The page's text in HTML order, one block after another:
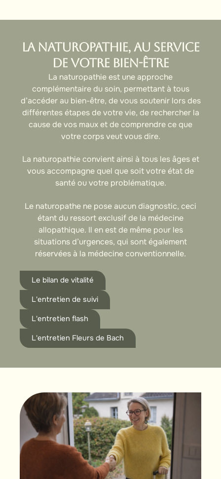
La naturopathie, au service
de votre bien-être
La naturopathie est une approche
complémentaire du soin, permettant à tous
d’accéder au bien-être, de vous soutenir lors des
différentes étapes de votre vie, de rechercher la
cause de vos maux et de comprendre ce que
votre corps veut vous dire.
La naturopathie convient ainsi à tous les âges et
vous accompagne quel que soit votre état de
santé ou votre problématique.
Le naturopathe ne pose aucun diagnostic, ceci
étant du ressort exclusif de la médecine
allopathique. Il en est de même pour les
situations d’urgences, qui sont également
réservées à la médecine conventionnelle.
Le bilan de vitalité
L'entretien de suivi
L'entretien flash
L'entretien Fleurs de Bach